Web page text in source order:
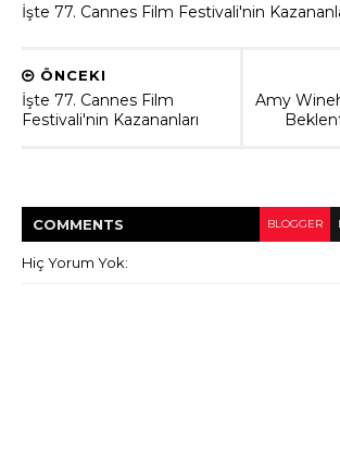
İşte 77. Cannes Film Festivali'nin
Amy
ÖNCEKI
İşte 77. Cannes Film
Festivali'nin Kazananları
COMMENTS BLOGGER
Hiç Yorum Yok: